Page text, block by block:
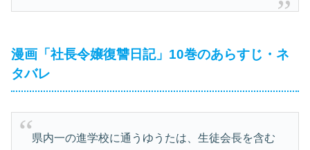
漫画「社長令嬢復讐日記」10巻のあらすじ・ネ
タバレ
県内一の進学校に通うゆうたは、生徒会長を含む